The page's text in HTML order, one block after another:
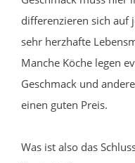
differenzieren sich auf
sehr herzhafte
Manche Köche legen
Geschmack und
einen guten Preis.
Was ist also das